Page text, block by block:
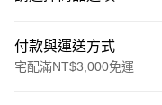
付款與運送方式
宅配滿NT$3,000免運